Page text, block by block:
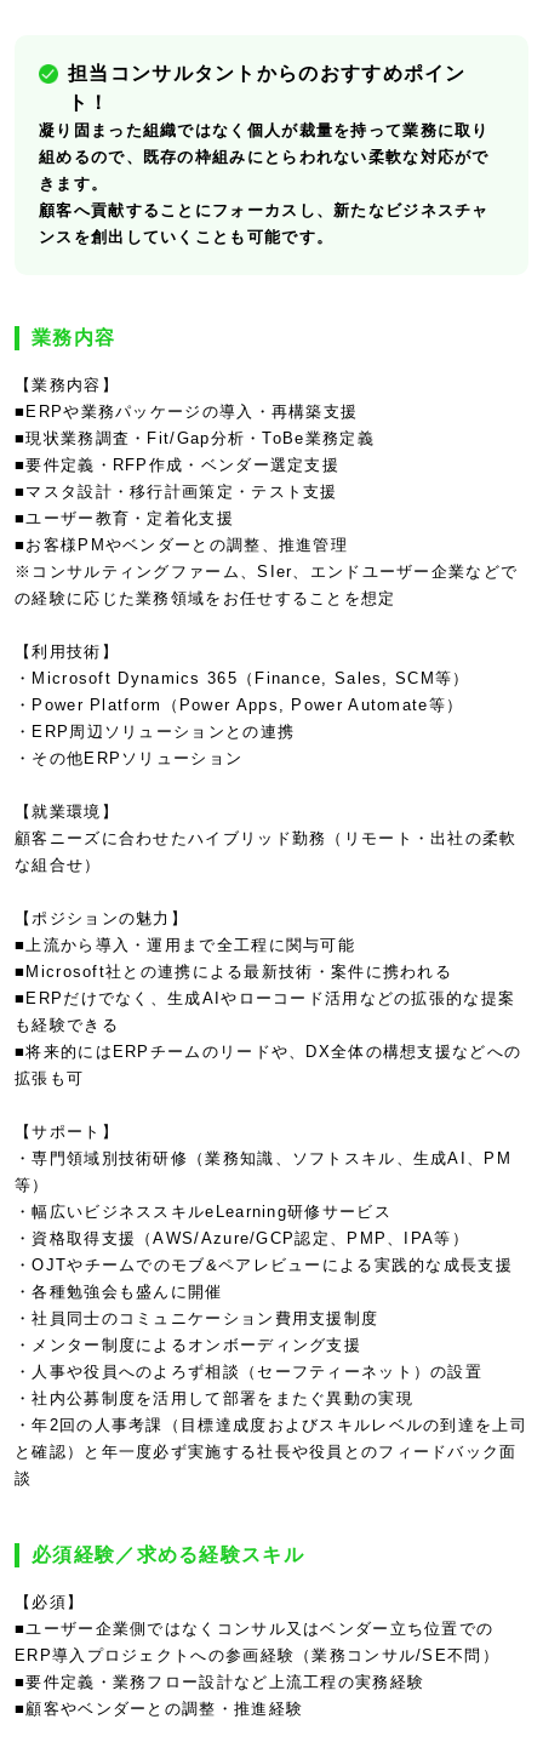
担当コンサルタントからのおすすめポイン
ト！
凝り固まった組織ではなく個人が裁量を持って業務に取り
組めるので、既存の枠組みにとらわれない柔軟な対応がで
きます。
顧客へ貢献することにフォーカスし、新たなビジネスチャ
ンスを創出していくことも可能です。
業務内容
【業務内容】
■ERPや業務パッケージの導入・再構築支援
■現状業務調査・Fit/Gap分析・ToBe業務定義
■要件定義・RFP作成・ベンダー選定支援
■マスタ設計・移行計画策定・テスト支援
■ユーザー教育・定着化支援
■お客様PMやベンダーとの調整、推進管理
※コンサルティングファーム、SIer、エンドユーザー企業などで
の経験に応じた業務領域をお任せすることを想定
【利用技術】
・Microsoft Dynamics 365（Finance, Sales, SCM等）
・Power Platform（Power Apps, Power Automate等）
・ERP周辺ソリューションとの連携
・その他ERPソリューション
【就業環境】
顧客ニーズに合わせたハイブリッド勤務（リモート・出社の柔軟
な組合せ）
【ポジションの魅力】
■上流から導入・運用まで全工程に関与可能
■Microsoft社との連携による最新技術・案件に携われる
■ERPだけでなく、生成AIやローコード活用などの拡張的な提案
も経験できる
■将来的にはERPチームのリードや、DX全体の構想支援などへの
拡張も可
【サポート】
・専門領域別技術研修（業務知識、ソフトスキル、生成AI、PM
等）
・幅広いビジネススキルeLearning研修サービス
・資格取得支援（AWS/Azure/GCP認定、PMP、IPA等）
・OJTやチームでのモブ&ペアレビューによる実践的な成長支援
・各種勉強会も盛んに開催
・社員同士のコミュニケーション費用支援制度
・メンター制度によるオンボーディング支援
・人事や役員へのよろず相談（セーフティーネット）の設置
・社内公募制度を活用して部署をまたぐ異動の実現
・年2回の人事考課（目標達成度およびスキルレベルの到達を上司
と確認）と年一度必ず実施する社長や役員とのフィードバック面
談
必須経験／求める経験スキル
【必須】
■ユーザー企業側ではなくコンサル又はベンダー立ち位置での
ERP導入プロジェクトへの参画経験（業務コンサル/SE不問）
■要件定義・業務フロー設計など上流工程の実務経験
■顧客やベンダーとの調整・推進経験